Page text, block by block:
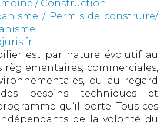
/ Construction
/ Permis de construire/
est par nature évolutif au
règlementaires, commerciales,
ou au regard
besoins techniques et
qu’il porte. Tous ces
de la volonté du